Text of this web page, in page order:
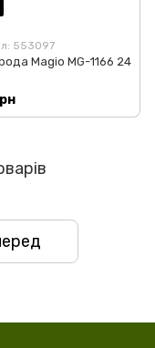
553097
Magio MG-1166 24